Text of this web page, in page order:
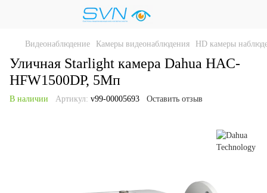
Видеонаблюдение Камеры видеонаблюдения HD камеры
Уличная Starlight камера Dahua HAC-
HFW1500DP, 5Мп
В наличии Артикул: v99-00005693 Оставить отзыв